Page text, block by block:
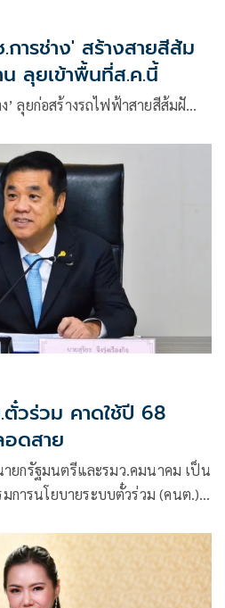
ารช่าง' สร้างสายสีส้ม
ลุยเข้าพื้นที่ส.ค.นี้
ง’ ลุยก่อสร้างรถไฟฟ้าสายสีส้มฝั…
ตั๋วร่วม คาดใช้ปี 68
ดสาย
ายกรัฐมนตรีและรมว.คมนาคม เป็น
การนโยบายระบบตั๋วร่วม (คนต.)